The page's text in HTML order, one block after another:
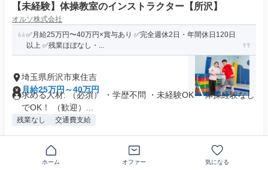
【未経験】体操教室のインストラクター【所沢】
オルソ株式会社
✅月給25万円〜40万円×賞与あり ✅完全週休2日・年間休日120日
以上 ✅残業ほぼなし・...
埼玉県所沢市東住吉
月給25万円～40万円
求める人材: （必須） ・学歴不問 ・未経験OK ・体操経験なし
でOK！ （歓迎）...
残業なし 交通費支給
気になる
ホーム オファー 気になる